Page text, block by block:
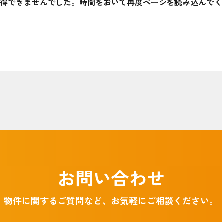
できませんでした。時間をおいて再度ページを読み込んで
お問い合わせ
物件に関するご質問など、お気軽にご相談ください。